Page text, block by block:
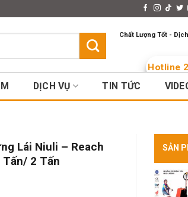
Chất Lượng Tốt -
Hotline
DỊCH VỤ TIN TỨC
Lái Niuli – Reach
2 Tấn
SẢN